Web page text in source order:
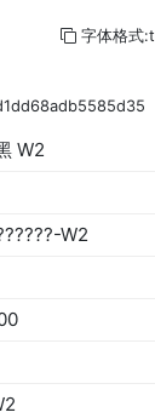
字体格式
W2
W2